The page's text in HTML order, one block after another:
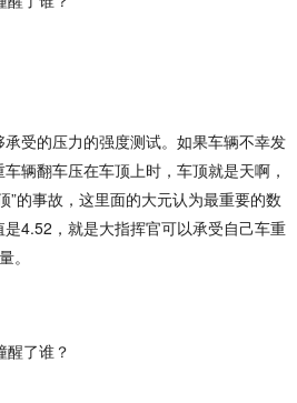
受的压力的强度测试。如果车辆不幸发
辆翻车压在车顶上时，车顶就是天啊，
”的事故，这里面的大元认为最重要的数
是4.52，就是大指挥官可以承受自己车重
。